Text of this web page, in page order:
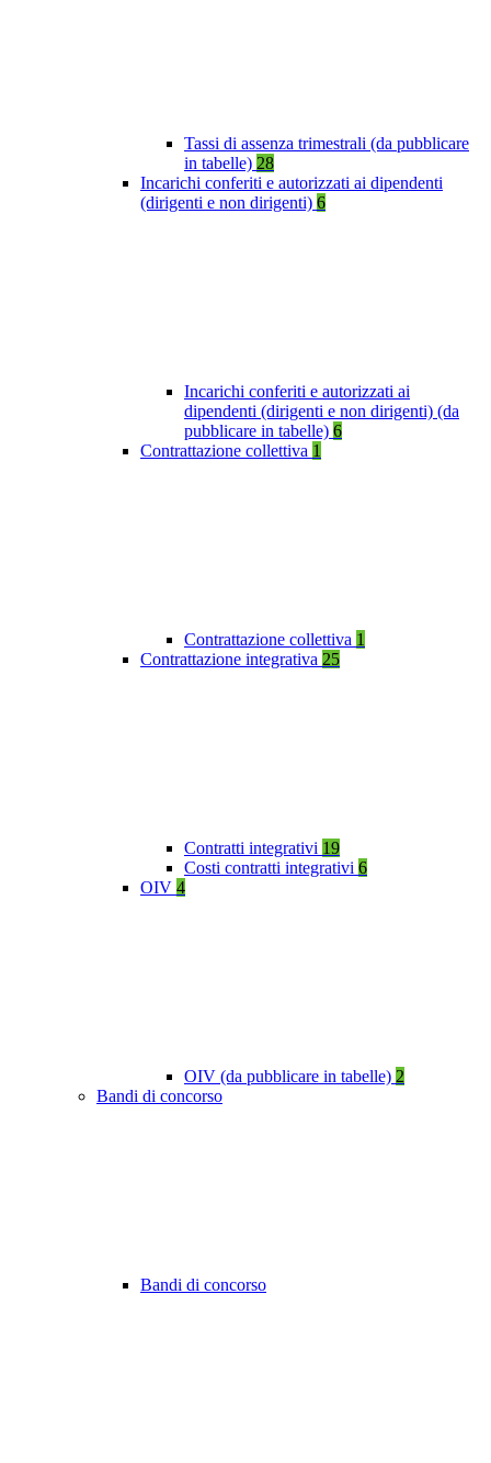
Tassi di assenza trimestrali (da pubblicare
in tabelle) 28
Incarichi conferiti e autorizzati ai dipendenti
(dirigenti e non dirigenti) 6
Incarichi conferiti e autorizzati ai
dipendenti (dirigenti e non dirigenti) (da
pubblicare in tabelle) 6
Contrattazione collettiva 1
Contrattazione collettiva 1
Contrattazione integrativa 25
Contratti integrativi 19
Costi contratti integrativi 6
OIV 4
OIV (da pubblicare in tabelle) 2
Bandi di concorso
Bandi di concorso